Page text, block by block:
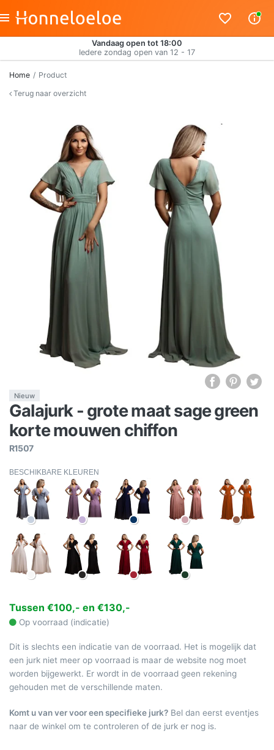
Vandaag open tot 18:00
Iedere zondag open van 12 - 17
Home
Product
Terug naar overzicht
Nieuw
Galajurk - grote maat sage green
korte mouwen chiffon
R1507
BESCHIKBARE KLEUREN
Tussen €100,- en €130,-
Op voorraad (indicatie)
Dit is slechts een indicatie van de voorraad. Het is mogelijk dat
een jurk niet meer op voorraad is maar de website nog moet
worden bijgewerkt. Er wordt in de voorraad geen rekening
gehouden met de verschillende maten.
Komt u van ver voor een specifieke jurk? Bel dan eerst eventjes
naar de winkel om te controleren of de jurk er nog is.